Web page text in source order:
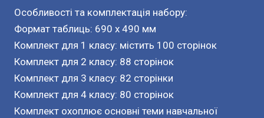
Особливості та комплектація набору:
Формат таблиць: 690 x 490 мм
Комплект для 1 класу: містить 100 сторінок
Комплект для 2 класу: 88 сторінок
Комплект для 3 класу: 82 сторінки
Комплект для 4 класу: 80 сторінок
Комплект охоплює основні теми навчальної